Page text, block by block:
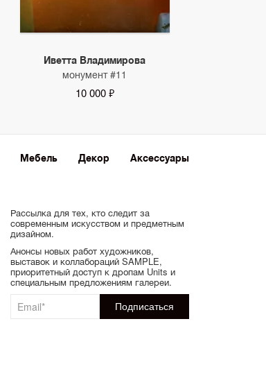
Иветта Владимирова
монумент #11
10 000 ₽
Мебель Декор Аксессуары
Рассылка для тех, кто следит за
современным искусством и предметным
дизайном.
Анонсы новых работ художников,
выставок и коллабораций SAMPLE,
приоритетный доступ к дропам Units и
специальным предложениям галереи.